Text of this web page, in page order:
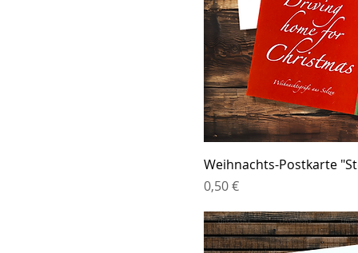
Weihnachts-Postkarte
Preis
0,50 €